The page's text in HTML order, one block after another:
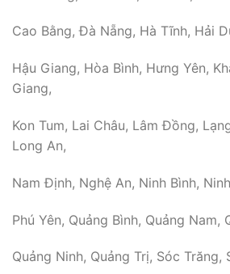
Cao Bằng, Đà Nẵng, Hà Tĩnh, Hải
Hậu Giang, Hòa Bình, Hưng Yên,
Giang,
Kon Tum, Lai Châu, Lâm Đồng,
Long An,
Nam Định, Nghệ An, Ninh Bình,
Phú Yên, Quảng Bình, Quảng Nam,
Quảng Ninh, Quảng Trị, Sóc Trăng,